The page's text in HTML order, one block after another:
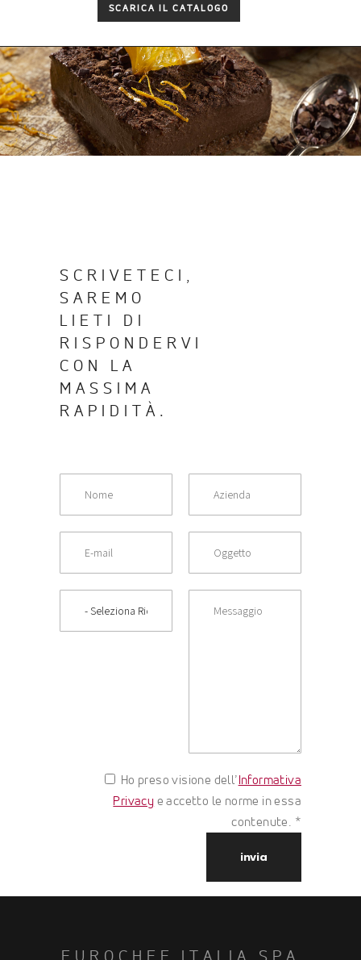
SCARICA IL CATALOGO
SCRIVETECI,
SAREMO
LIETI DI
RISPONDERVI
CON LA
MASSIMA
RAPIDITÀ.
Ho preso visione dell’Informativa
Privacy e accetto le norme in essa
contenute. *